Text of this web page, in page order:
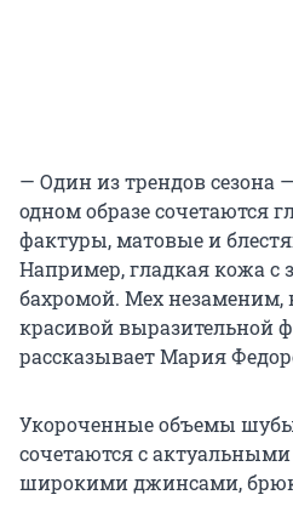
— Один из трендов сезона
одном образе сочетаются
фактуры, матовые и
Например, гладкая кожа
бахромой. Мех незаменим,
красивой выразительной
рассказывает Мария
Укороченные объемы
сочетаются с
широкими джинсами,